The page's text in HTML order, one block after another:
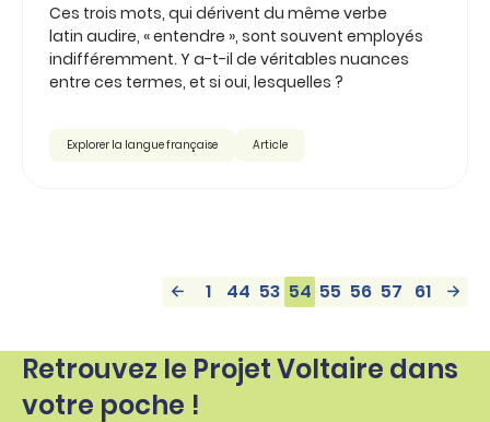
Ces trois mots, qui dérivent du même verbe
latin audire, « entendre », sont souvent employés
indifféremment. Y a-t-il de véritables nuances
entre ces termes, et si oui, lesquelles ?
Explorer la langue française Article
1 44 53 54 55 56 57 61
Retrouvez le Projet Voltaire dans
votre poche !